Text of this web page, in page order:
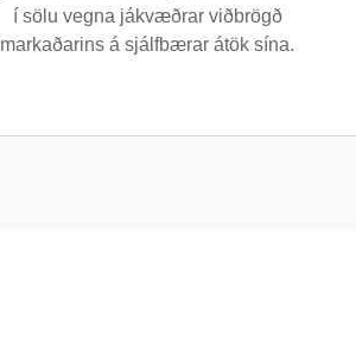
í sölu vegna jákvæðrar viðbrögð
markaðarins á sjálfbærar átök sína.